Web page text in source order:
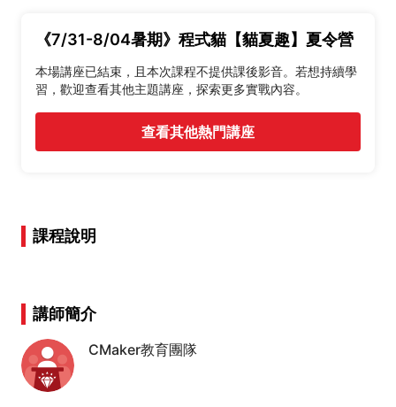
《7/31-8/04暑期》程式貓【貓夏趣】夏令營
本場講座已結束，且本次課程不提供課後影音。若想持續學
習，歡迎查看其他主題講座，探索更多實戰內容。
查看其他熱門講座
課程說明
講師簡介
CMaker教育團隊